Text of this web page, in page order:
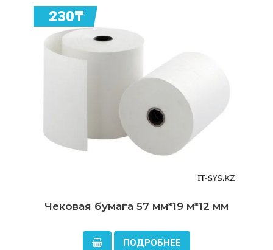
Чековая бумага 57 мм*19 м*12 мм
230₸
ПОДРОБНЕЕ